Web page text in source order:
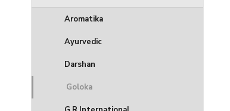
Aromatika
Ayurvedic
Darshan
Goloka